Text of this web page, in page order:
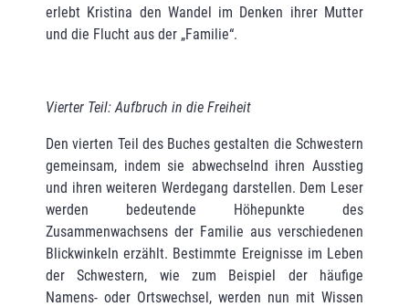
erlebt Kristina den Wandel im Denken ihrer Mutter
und die Flucht aus der „Familie“.
Vierter Teil: Aufbruch in die Freiheit
Den vierten Teil des Buches gestalten die Schwestern
gemeinsam, indem sie abwechselnd ihren Ausstieg
und ihren weiteren Werdegang darstellen. Dem Leser
werden bedeutende Höhepunkte des
Zusammenwachsens der Familie aus verschiedenen
Blickwinkeln erzählt. Bestimmte Ereignisse im Leben
der Schwestern, wie zum Beispiel der häufige
Namens- oder Ortswechsel, werden nun mit Wissen